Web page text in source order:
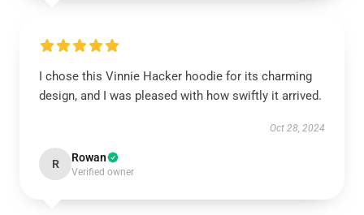
I chose this Vinnie Hacker hoodie for its charming
design, and I was pleased with how swiftly it arrived.
Oct 28, 2024
R Rowan
Verified owner